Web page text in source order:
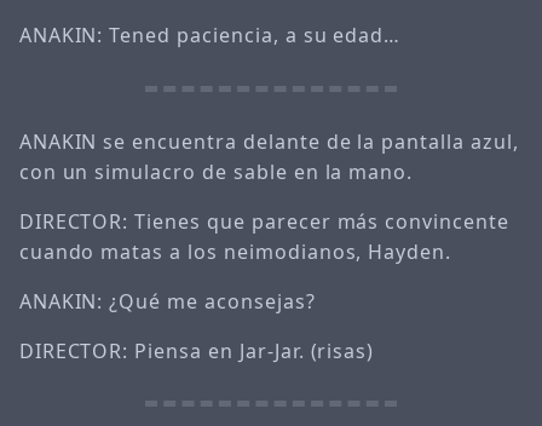
ANAKIN: Tened paciencia, a su edad…
ANAKIN se encuentra delante de la pantalla azul,
con un simulacro de sable en la mano.
DIRECTOR: Tienes que parecer más convincente
cuando matas a los neimodianos, Hayden.
ANAKIN: ¿Qué me aconsejas?
DIRECTOR: Piensa en Jar-Jar. (risas)